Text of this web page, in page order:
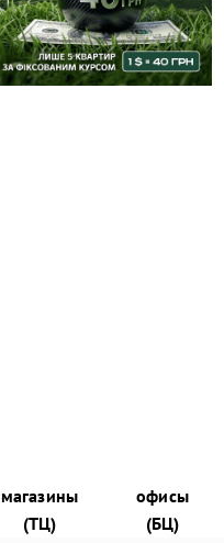
магазины
(ТЦ)
офисы
(БЦ)